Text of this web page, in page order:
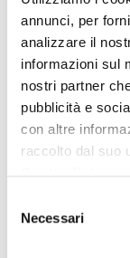
annunci, per
analizzare il
informazioni sul
nostri partner
pubblicità e
con altre
raccolto dal suo
delNecessari
21/09/
Caccia al
premio reali
Festival
Giovan